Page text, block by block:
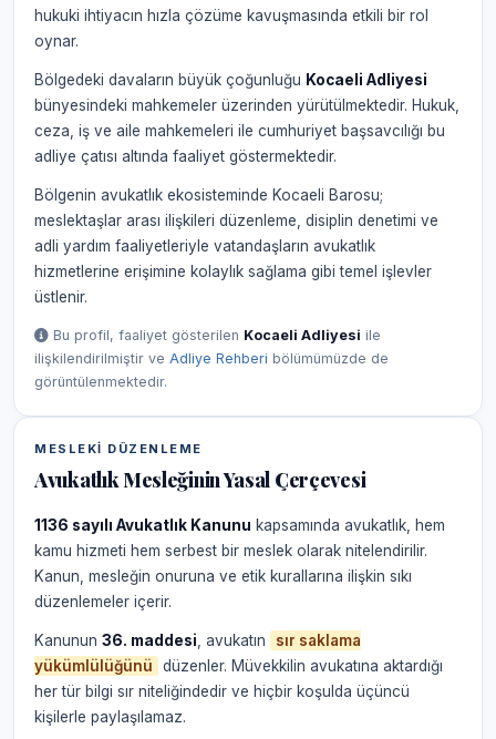
hukuki ihtiyacın hızla çözüme kavuşmasında etkili bir rol
oynar.
Bölgedeki davaların büyük çoğunluğu Kocaeli Adliyesi
bünyesindeki mahkemeler üzerinden yürütülmektedir. Hukuk,
ceza, iş ve aile mahkemeleri ile cumhuriyet başsavcılığı bu
adliye çatısı altında faaliyet göstermektedir.
Bölgenin avukatlık ekosisteminde Kocaeli Barosu;
meslektaşlar arası ilişkileri düzenleme, disiplin denetimi ve
adli yardım faaliyetleriyle vatandaşların avukatlık
hizmetlerine erişimine kolaylık sağlama gibi temel işlevler
üstlenir.
Bu profil, faaliyet gösterilen Kocaeli Adliyesi ile
ilişkilendirilmiştir ve Adliye Rehberi bölümümüzde de
görüntülenmektedir.
MESLEKI DÜZENLEME
Avukatlık Mesleğinin Yasal Çerçevesi
1136 sayılı Avukatlık Kanunu kapsamında avukatlık, hem
kamu hizmeti hem serbest bir meslek olarak nitelendirilir.
Kanun, mesleğin onuruna ve etik kurallarına ilişkin sıkı
düzenlemeler içerir.
Kanunun 36. maddesi , avukatın
sır saklama
yükümlülüğünü
düzenler. Müvekkilin avukatına aktardığı
her tür bilgi sır niteliğindedir ve hiçbir koşulda üçüncü
kişilerle paylaşılamaz.